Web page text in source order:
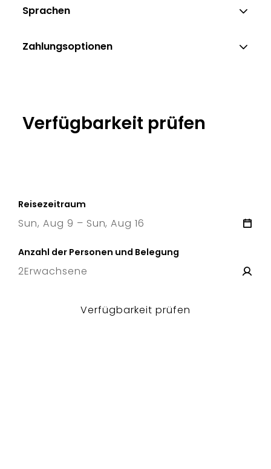
Sprachen
Zahlungsoptionen
Verfügbarkeit prüfen
Reisezeitraum
Sun, Aug 9 – Sun, Aug 16
Anzahl der Personen und Belegung
2Erwachsene
Verfügbarkeit prüfen